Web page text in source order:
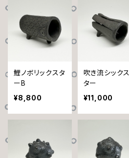
鯉ノボリックスタ
ーB
¥8,800
吹き流シックス
ター
¥11,000